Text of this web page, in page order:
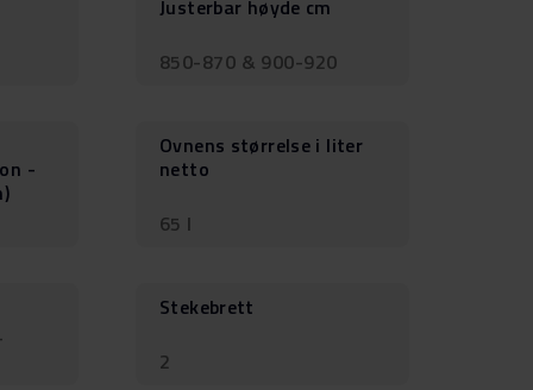
Justerbar høyde cm
850-870 & 900-920
-
Ovnens størrelse i liter
netto
65 l
Stekebrett
2